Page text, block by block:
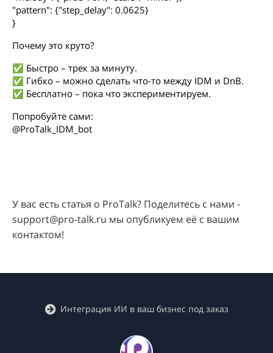
"pattern": {"step_delay": 0.0625}
}
Почему это круто?
✅ Быстро – трек за минуту.
✅ Гибко – можно сделать что-то между IDM и DnB.
✅ Бесплатно – пока что экспериментируем.
Попробуйте сами:
@ProTalk_IDM_bot
У вас есть статья о ProTalk? Поделитесь с нами -
support@pro-talk.ru мы опубликуем её с вашим
контактом!
Интеграция ИИ в ваш бизнес под заказ